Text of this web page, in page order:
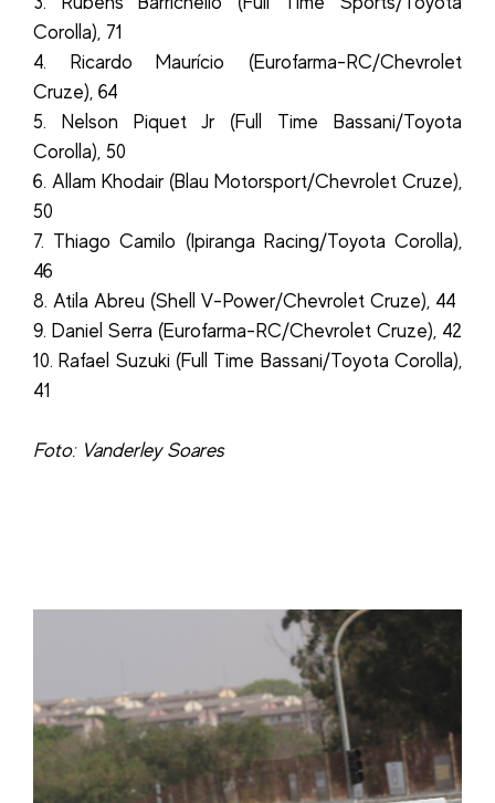
Corolla), 71
4. Ricardo Maurício (Eurofarma-RC/Chevrolet
Cruze), 64
5. Nelson Piquet Jr (Full Time Bassani/Toyota
Corolla), 50
6. Allam Khodair (Blau Motorsport/Chevrolet Cruze),
50
7. Thiago Camilo (Ipiranga Racing/Toyota Corolla),
46
8. Atila Abreu (Shell V-Power/Chevrolet Cruze), 44
9. Daniel Serra (Eurofarma-RC/Chevrolet Cruze), 42
10. Rafael Suzuki (Full Time Bassani/Toyota Corolla),
41
Foto: Vanderley Soares